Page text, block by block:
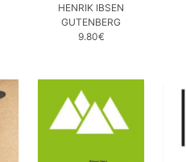
HENRIK IBSEN
GUTENBERG
9.80€